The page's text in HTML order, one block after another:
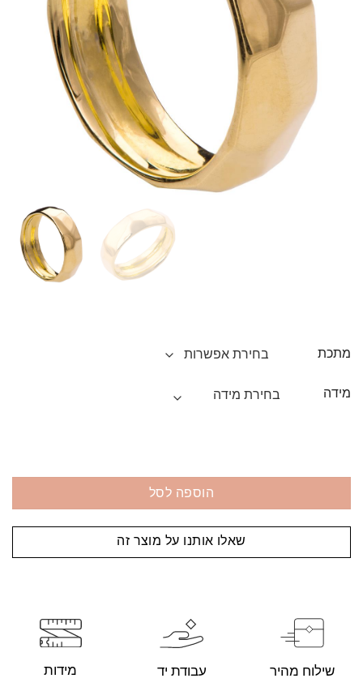
מתכת
מידה
הוספה לסל
שאלו אותנו על מוצר זה
שילוח מהיר עבודת יד מידות